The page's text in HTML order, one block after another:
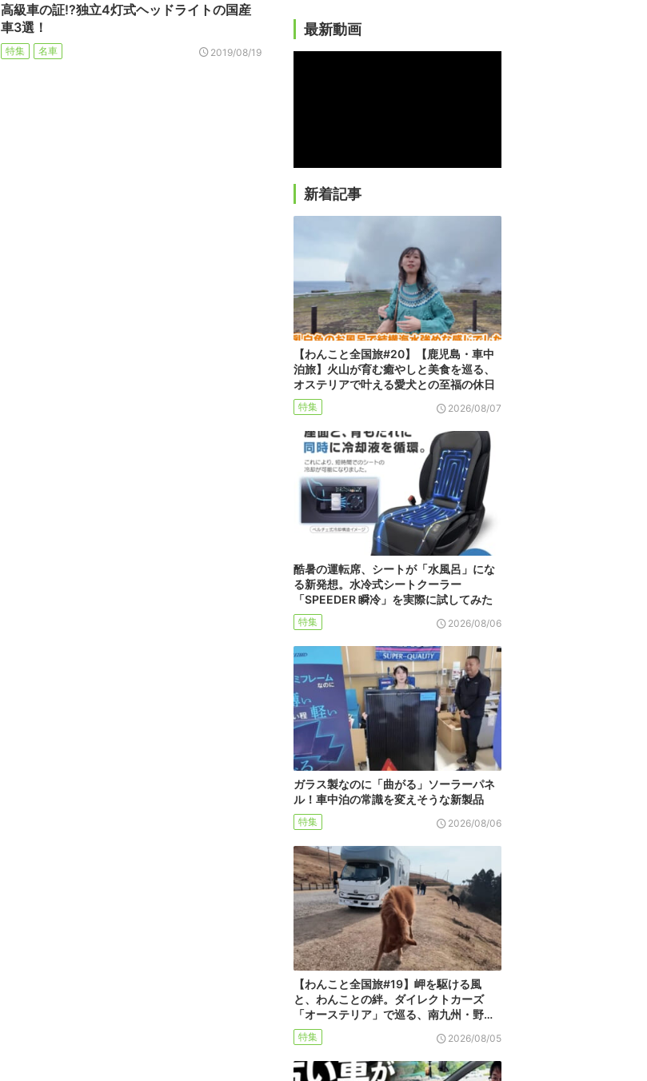
高級車の証!?独立4灯式ヘッドライトの国産
車3選！
特集 名車 2019/08/19
最新動画
新着記事
【わんこと全国旅#20】【鹿児島・車中
泊旅】火山が育む癒やしと美食を巡る、
オステリアで叶える愛犬との至福の休日
特集 2026/08/07
酷暑の運転席、シートが「水風呂」にな
る新発想。水冷式シートクーラー
「SPEEDER 瞬冷」を実際に試してみた
特集 2026/08/06
ガラス製なのに「曲がる」ソーラーパネ
ル！車中泊の常識を変えそうな新製品
特集 2026/08/06
【わんこと全国旅#19】岬を駆ける風
と、わんことの絆。ダイレクトカーズ
「オーステリア」で巡る、南九州・野…
特集 2026/08/05